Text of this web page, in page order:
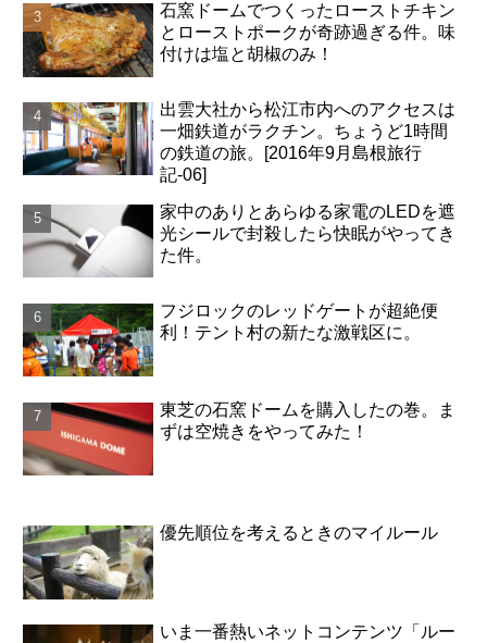
石窯ドームでつくったローストチキン
とローストポークが奇跡過ぎる件。味
付けは塩と胡椒のみ！
出雲大社から松江市内へのアクセスは
一畑鉄道がラクチン。ちょうど1時間
の鉄道の旅。[2016年9月島根旅行
記-06]
家中のありとあらゆる家電のLEDを遮
光シールで封殺したら快眠がやってき
た件。
フジロックのレッドゲートが超絶便
利！テント村の新たな激戦区に。
東芝の石窯ドームを購入したの巻。ま
ずは空焼きをやってみた！
優先順位を考えるときのマイルール
いま一番熱いネットコンテンツ「ルー